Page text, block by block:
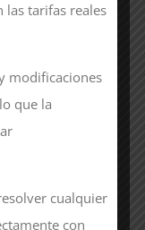
las tarifas reales
modificaciones
que la
cualquier
con